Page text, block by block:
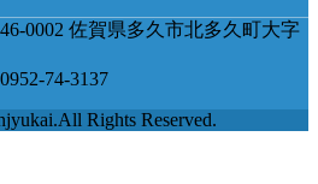
0002 佐賀県多久市北多久町大字
74-3137
All Rights Reserved.